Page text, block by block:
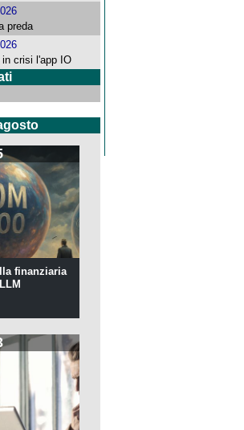
preda
in crisi l'app IO
finanziaria